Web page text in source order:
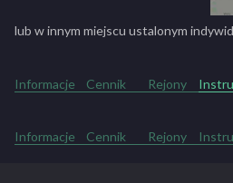
lub w innym miejscu ustalonym
Informacje Cennik Rejony
Informacje Cennik Rejony